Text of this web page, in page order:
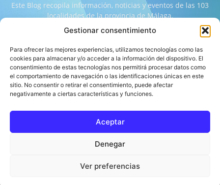
Gestionar consentimiento
Para ofrecer las mejores experiencias, utilizamos tecnologías como las
cookies para almacenar y/o acceder a la información del dispositivo. El
consentimiento de estas tecnologías nos permitirá procesar datos como
el comportamiento de navegación o las identificaciones únicas en este
sitio. No consentir o retirar el consentimiento, puede afectar
negativamente a ciertas características y funciones.
Aceptar
Denegar
Ver preferencias
Este Blog recopila información, noticias y eventos de las 103
localidades de la provincia de Málaga.
Contáctanos: info@103malaga.com
SÍGUENOS
Equipo de 103 Málaga
Aviso Legal